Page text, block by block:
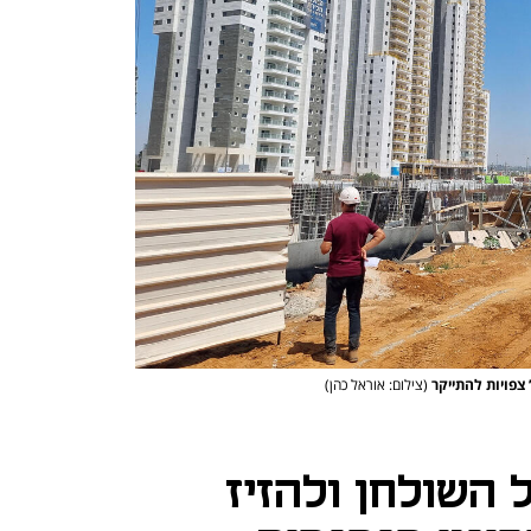
להתייקר (צילום: אוראל כהן)
ולהזיז